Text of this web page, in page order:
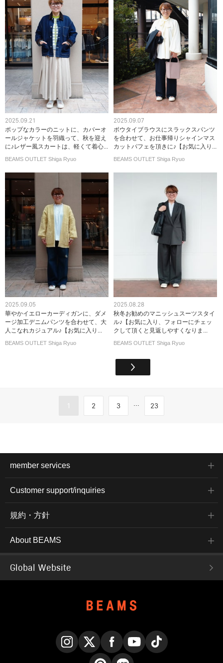
2025.09.21
ポップなカラーのニットに、カバーオ
ールジャケットを羽織って、秋を迎え
に♪レザー風スカートは、軽くて着心...
BEAMS OUTLET Shiga Ryuo
2025.09.07
ボウタイブラウスにスラックスパンツ
を合わせて、お仕事帰りシャインマス
カットパフェを頂きに♪【お気に入り...
BEAMS OUTLET Shiga Ryuo
2025.09.05
華やかイエローカーディガンに、ダメ
ージ加工デニムパンツを合わせて、大
人こなれカジュアル♪【お気に入り...
BEAMS OUTLET Shiga Ryuo
2025.08.28
秋冬お勧めのマニッシュスーツスタイ
ル♪【お気に入り、フォローにチェッ
クして頂くと見返しやすくなりま...
BEAMS OUTLET Shiga Ryuo
1 2 3 ... 23
member services
Customer support/inquiries
規約・方針
About BEAMS
Global Website